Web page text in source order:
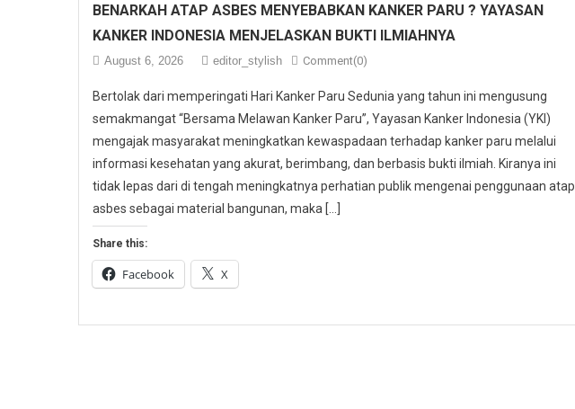
BENARKAH ATAP ASBES MENYEBABKAN KANKER PARU ? YAYASAN
KANKER INDONESIA MENJELASKAN BUKTI ILMIAHNYA
August 6, 2026 editor_stylish Comment(0)
Bertolak dari memperingati Hari Kanker Paru Sedunia yang tahun ini mengusung
semakmangat “Bersama Melawan Kanker Paru”, Yayasan Kanker Indonesia (YKI)
mengajak masyarakat meningkatkan kewaspadaan terhadap kanker paru melalui
informasi kesehatan yang akurat, berimbang, dan berbasis bukti ilmiah. Kiranya ini
tidak lepas dari di tengah meningkatnya perhatian publik mengenai penggunaan atap
asbes sebagai material bangunan, maka […]
Share this:
Facebook X